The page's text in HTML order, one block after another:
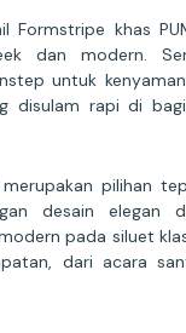
Formstripe khas
dan modern.
untuk
disulam rapi di
pilihan
desain elegan
pada siluet
dari acara